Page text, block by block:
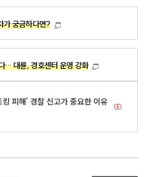
가 궁금하다면?
… 대륜, 경호센터 운영 강화
킹 피해' 경찰 신고가 중요한 이유